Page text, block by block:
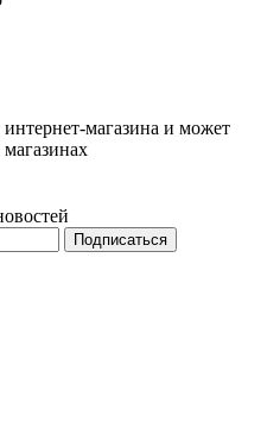
магазина и может
Подписаться